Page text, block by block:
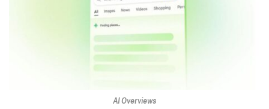
AI Overviews